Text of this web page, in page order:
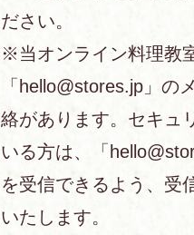
ださい。
※当オンライン料理教
「hello@stores.jp」の
絡があります。セキュ
いる方は、「
を受信できるよう、受
いたします。